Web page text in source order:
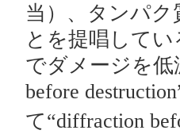
当）、タンパ
とを提唱して
でダメージを低
before
て“diffraction